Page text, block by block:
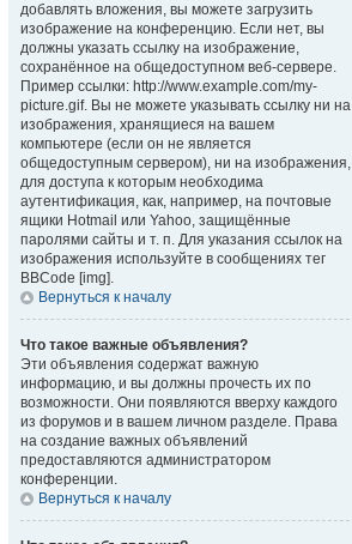
добавлять вложения, вы можете загрузить
изображение на конференцию. Если нет, вы
должны указать ссылку на изображение,
сохранённое на общедоступном веб-сервере.
Пример ссылки: http://www.example.com/my-
picture.gif. Вы не можете указывать ссылку ни на
изображения, хранящиеся на вашем
компьютере (если он не является
общедоступным сервером), ни на изображения,
для доступа к которым необходима
аутентификация, как, например, на почтовые
ящики Hotmail или Yahoo, защищённые
паролями сайты и т. п. Для указания ссылок на
изображения используйте в сообщениях тег
BBCode [img].
Вернуться к началу
Что такое важные объявления?
Эти объявления содержат важную
информацию, и вы должны прочесть их по
возможности. Они появляются вверху каждого
из форумов и в вашем личном разделе. Права
на создание важных объявлений
предоставляются администратором
конференции.
Вернуться к началу